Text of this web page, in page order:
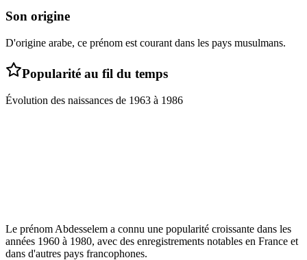
Son origine
D'origine arabe, ce prénom est courant dans les pays musulmans.
Popularité au fil du temps
Évolution des naissances de 1963 à 1986
Le prénom Abdesselem a connu une popularité croissante dans les
années 1960 à 1980, avec des enregistrements notables en France et
dans d'autres pays francophones.